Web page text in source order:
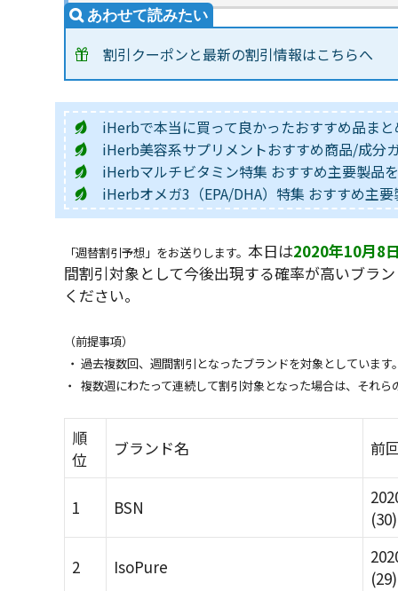
割引クーポンと最新の割引情報はこちらへ
iHerbで本当に買って良かったおすすめ品まと
iHerb美容系サプリメントおすすめ商品/成分
iHerbマルチビタミン特集 おすすめ主要製品
iHerbオメガ3（EPA/DHA）特集 おすすめ主
「週替割引予想」をお送りします。 本日は2020年10月8
間割引対象として今後出現する確率が高いブラ
ください。
（前提事項）
・ 過去複数回、週間割引となったブランドを対象としています
・ 複数週にわたって連続して割引対象となった場合は、それ
順
位
ブランド名 前
1 BSN
(30)
2 IsoPure
(29)